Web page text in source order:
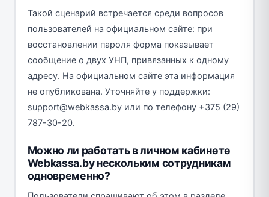
Такой сценарий встречается среди вопросов
пользователей на официальном сайте: при
восстановлении пароля форма показывает
сообщение о двух УНП, привязанных к одному
адресу. На официальном сайте эта информация
не опубликована. Уточняйте у поддержки:
support@webkassa.by или по телефону +375 (29)
787-30-20.
Можно ли работать в личном кабинете
Webkassa.by нескольким сотрудникам
одновременно?